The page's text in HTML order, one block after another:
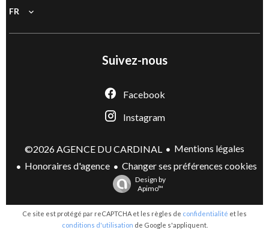
FR
Suivez-nous
Facebook
Instagram
©2026 AGENCE DU CARDINAL
Mentions légales
Honoraires d'agence
Changer ses préférences cookies
Design by
Apimo™
Ce site est protégé par reCAPTCHA et les règles de confidentialité et les
conditions d'utilisation de Google s'appliquent.